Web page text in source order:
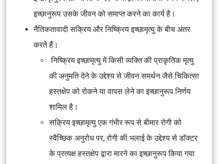
इच्छानुरूप उसके जीवन को समाप्त करने का कार्य है।
नैतिकतावादी सक्रिय और निष्क्रिय इच्छामृत्यु के बीच अंतर
करते हैं।
निष्क्रिय इच्छामृत्यु में किसी व्यक्ति की प्राकृतिक मृत्यु
की अनुमति देने के उद्देश्य से जीवन समर्थन जैसे चिकित्सा
हस्तक्षेप को रोकने या वापस लेने का इच्छानुरूप निर्णय
शामिल है।
सक्रिय इच्छामृत्यु एक गंभीर रूप से बीमार रोगी को
स्वैच्छिक अनुरोध पर, रोगी की भलाई के उद्देश्य से डॉक्टर
के प्रत्यक्ष हस्तक्षेप द्वारा मारने का इच्छानुरूप किया गया